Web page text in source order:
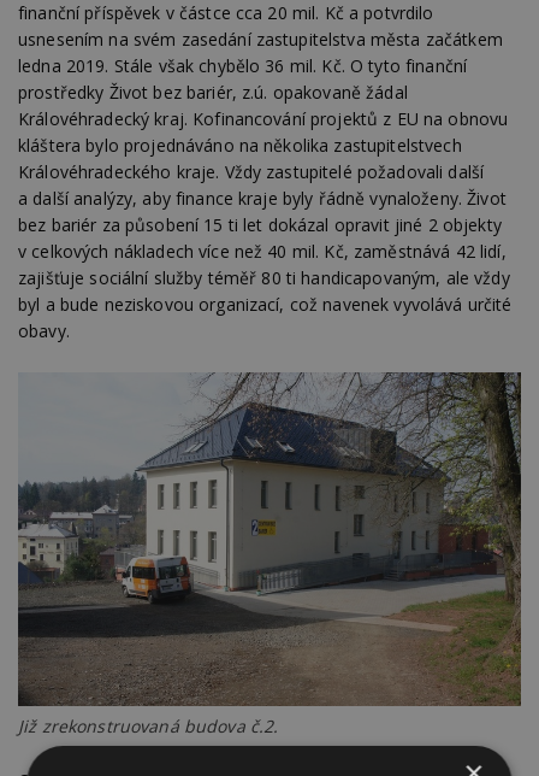
finanční příspěvek v částce cca 20 mil. Kč a potvrdilo
usnesením na svém zasedání zastupitelstva města začátkem
ledna 2019. Stále však chybělo 36 mil. Kč. O tyto finanční
prostředky Život bez bariér, z.ú. opakovaně žádal
Královéhradecký kraj. Kofinancování projektů z EU na obnovu
kláštera bylo projednáváno na několika zastupitelstvech
Královéhradeckého kraje. Vždy zastupitelé požadovali další
a další analýzy, aby finance kraje byly řádně vynaloženy. Život
bez bariér za působení 15 ti let dokázal opravit jiné 2 objekty
v celkových nákladech více než 40 mil. Kč, zaměstnává 42 lidí,
zajišťuje sociální služby téměř 80 ti handicapovaným, ale vždy
byl a bude neziskovou organizací, což navenek vyvolává určité
obavy.
Již zrekonstruovaná budova č.2.